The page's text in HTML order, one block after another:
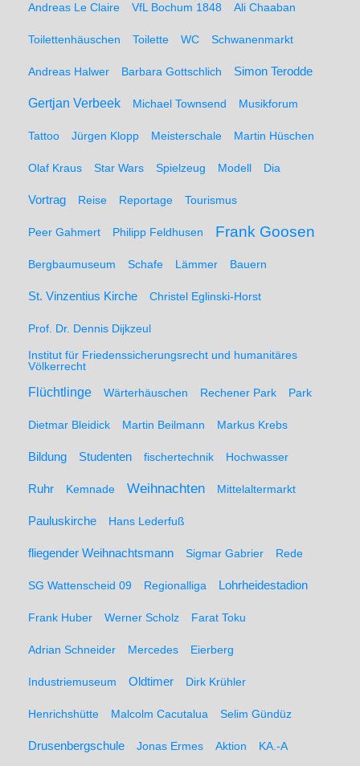
Andreas Le Claire VfL Bochum 1848 Ali Chaaban
Toilettenhäuschen Toilette WC Schwanenmarkt
Andreas Halwer Barbara Gottschlich Simon Terodde
Gertjan Verbeek Michael Townsend Musikforum
Tattoo Jürgen Klopp Meisterschale Martin Hüschen
Olaf Kraus Star Wars Spielzeug Modell Dia
Vortrag Reise Reportage Tourismus
Peer Gahmert Philipp Feldhusen Frank Goosen
Bergbaumuseum Schafe Lämmer Bauern
St. Vinzentius Kirche Christel Eglinski-Horst
Prof. Dr. Dennis Dijkzeul
Institut für Friedenssicherungsrecht und humanitäres
Völkerrecht
Flüchtlinge Wärterhäuschen Rechener Park Park
Dietmar Bleidick Martin Beilmann Markus Krebs
Bildung Studenten fischertechnik Hochwasser
Ruhr Kemnade Weihnachten Mittelaltermarkt
Pauluskirche Hans Lederfuß
fliegender Weihnachtsmann Sigmar Gabrier Rede
SG Wattenscheid 09 Regionalliga Lohrheidestadion
Frank Huber Werner Scholz Farat Toku
Adrian Schneider Mercedes Eierberg
Industriemuseum Oldtimer Dirk Krühler
Henrichshütte Malcolm Cacutalua Selim Gündüz
Drusenbergschule Jonas Ermes Aktion KA.-A